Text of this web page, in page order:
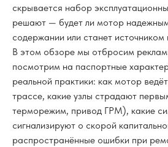
скрывается набор
решают — будет ли мотор
содержании или станет
В этом обзоре мы отбросим
посмотрим на паспортные
реальной практики: как мотор
трассе, какие узлы страдают
терморежим, привод ГРМ), какие
сигнализируют о скорой
распространённые ошибки при